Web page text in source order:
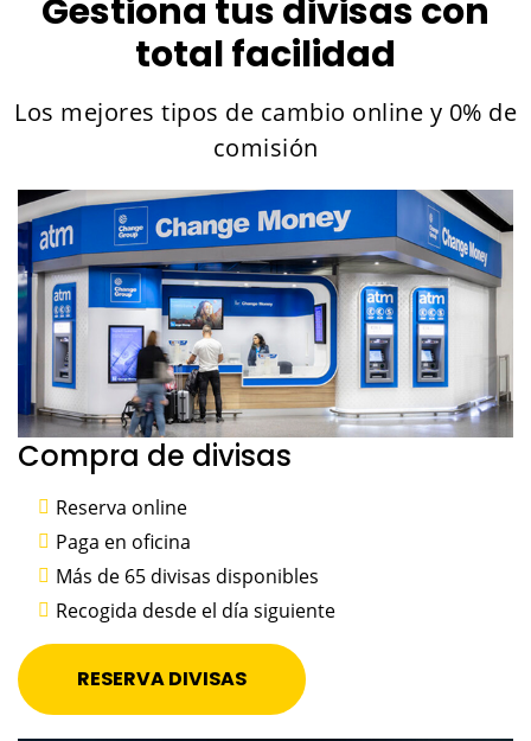
Gestiona tus divisas con
total facilidad
Los mejores tipos de cambio online y 0% de
comisión
Compra de divisas
Reserva online
Paga en oficina
Más de 65 divisas disponibles
Recogida desde el día siguiente
RESERVA DIVISAS